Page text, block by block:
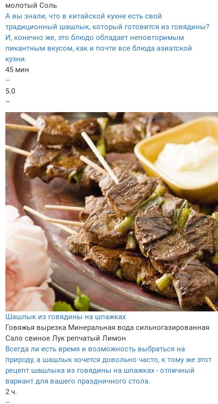
молотый Соль
А вы знали, что в китайской кухне есть свой
традиционный шашлык, который готовится из говядины?
И, конечно же, это блюдо обладает неповторимым
пикантным вкусом, как и почти все блюда азиатской
кухни.
45 мин
–
5.0
–
Шашлык из говядины на шпажках
Говяжья вырезка Минеральная вода сильногазированная
Сало свиное Лук репчатый Лимон
Всегда ли есть время и возможность выбраться на
природу, а шашлык хочется довольно часто, к тому же этот
рецепт шашлыка из говядины на шпажках - отличный
вариант для вашего праздничного стола.
2 ч.